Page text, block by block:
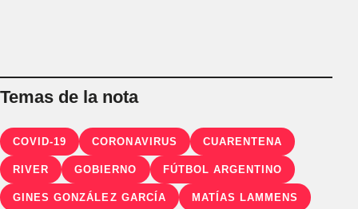
Temas de la nota
COVID-19 CORONAVIRUS CUARENTENA
RIVER GOBIERNO FÚTBOL ARGENTINO
GINES GONZÁLEZ GARCÍA MATÍAS LAMMENS